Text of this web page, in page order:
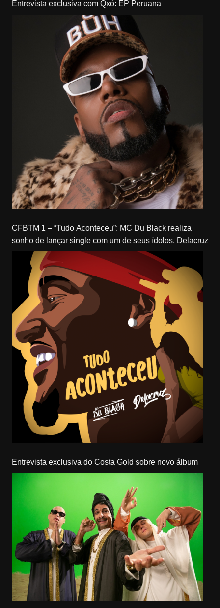
Entrevista exclusiva com Qxó: EP Peruana
CFBTM 1 – “Tudo Aconteceu”: MC Du Black realiza
sonho de lançar single com um de seus ídolos, Delacruz
Entrevista exclusiva do Costa Gold sobre novo álbum